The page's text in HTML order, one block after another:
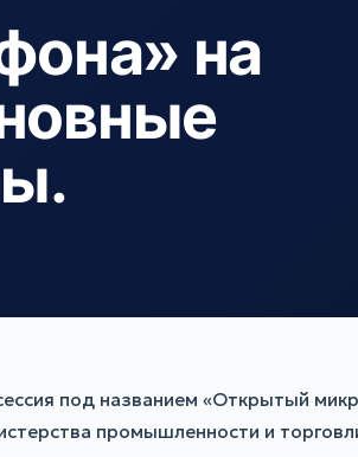
на
под названием «Открытый
промышленности и